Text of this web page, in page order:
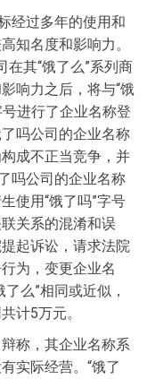
经过多年的使用和
知名度和影响力。
其“饿了么”系列商
响力之后，将与“饿
进行了企业名称登
吗公司的企业名称
成不正当竞争，并
吗公司的企业名称
使用“饿了吗”字号
关系的混淆和误
起诉讼，请求法院
为，变更企业名
么”相同或近似，
计5万元。
称，其企业名称系
实际经营。“饿了